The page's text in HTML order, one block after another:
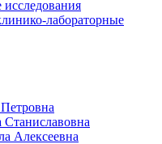
лабораторные
Алексеевна